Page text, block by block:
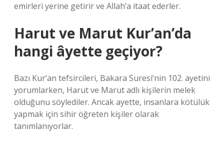
emirleri yerine getirir ve Allah’a itaat ederler.
Harut ve Marut Kur’an’da
hangi âyette geçiyor?
Bazı Kur’an tefsircileri, Bakara Suresi’nin 102. ayetini
yorumlarken, Harut ve Marut adlı kişilerin melek
olduğunu söylediler. Ancak ayette, insanlara kötülük
yapmak için sihir öğreten kişiler olarak
tanımlanıyorlar.